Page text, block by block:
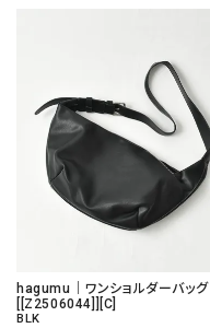
hagumu｜ワンショルダーバッグ
[[Z2506044]][C]
BLK